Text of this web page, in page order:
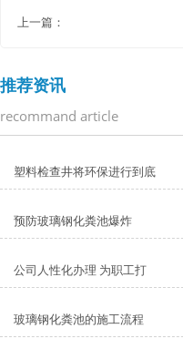
上一篇：
推荐资讯
recommand article
塑料检查井将环保进行到底
预防玻璃钢化粪池爆炸
公司人性化办理 为职工打
玻璃钢化粪池的施工流程